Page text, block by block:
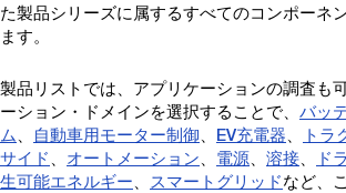
た製品シリーズに属するすべてのコンポーネ
ます。
製品リストでは、アプリケーションの調査も
ーション・ドメインを選択することで、 バッ
ム
自動車用モーター制御 EV充電器 トラ
サイド
オートメーション 電源 溶接 ド
生可能エネルギー
スマートグリッドなど、